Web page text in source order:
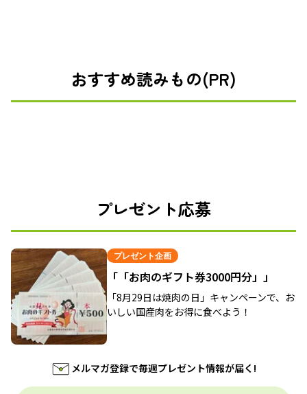
おすすめ読みもの(PR)
プレゼント応募
プレゼント企画
「「お肉のギフト券3000円分」」
「8月29日は焼肉の日」キャンペーンで、お
いしい国産肉をお得に食べよう！
メルマガ登録で毎週プレゼント情報が届く!